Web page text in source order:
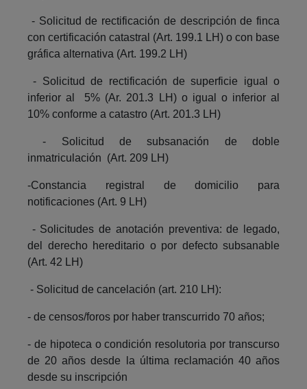
- Solicitud de rectificación de descripción de finca
con certificación catastral (Art. 199.1 LH) o con base
gráfica alternativa (Art. 199.2 LH)
- Solicitud de rectificación de superficie igual o
inferior al 5% (Ar. 201.3 LH) o igual o inferior al
10% conforme a catastro (Art. 201.3 LH)
- Solicitud de subsanación de doble
inmatriculación (Art. 209 LH)
-Constancia registral de domicilio para
notificaciones (Art. 9 LH)
- Solicitudes de anotación preventiva: de legado,
del derecho hereditario o por defecto subsanable
(Art. 42 LH)
- Solicitud de cancelación (art. 210 LH):
- de censos/foros por haber transcurrido 70 años;
- de hipoteca o condición resolutoria por transcurso
de 20 años desde la última reclamación 40 años
desde su inscripción